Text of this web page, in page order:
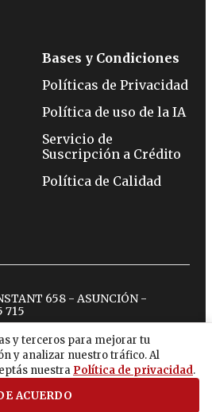
y terceros para mejorar tu
y analizar nuestro tráfico. Al
nuestra Política de privacidad.
ACUERDO
Bases y Condiciones
Políticas de Privacidad
Política de uso de la IA
Servicio de
Suscripción a Crédito
Política de Calidad
658 - ASUNCIÓN -
715
tiktokyoutubespotify